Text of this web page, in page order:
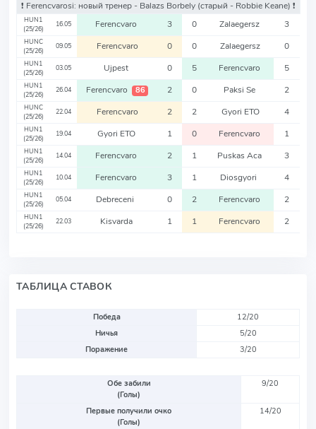
❗️ Ferencvarosi: новый тренер - Balazs Borbely (старый - Robbie Keane) ❗️
HUN1
(25/26)
16.05 Ferencvaro 3 0 Zalaegersz 3
HUNC
(25/26)
09.05 Ferencvaro 0 0 Zalaegersz 0
HUN1
(25/26)
03.05 Ujpest 0 5 Ferencvaro 5
HUN1
(25/26)
26.04 Ferencvaro 86 2 0 Paksi Se 2
HUNC
(25/26)
22.04 Ferencvaro 2 2 Gyori ETO 4
HUN1
(25/26)
19.04 Gyori ETO 1 0 Ferencvaro 1
HUN1
(25/26)
14.04 Ferencvaro 2 1 Puskas Aca 3
HUN1
(25/26)
10.04 Ferencvaro 3 1 Diosgyori 4
HUN1
(25/26)
05.04 Debreceni 0 2 Ferencvaro 2
HUN1
(25/26)
22.03 Kisvarda 1 1 Ferencvaro 2
ТАБЛИЦА СТАВОК
Победа
12/20
Ничья
5/20
Поражение
3/20
Обе забили
(Голы)
9/20
Первые получили очко
(Голы)
14/20